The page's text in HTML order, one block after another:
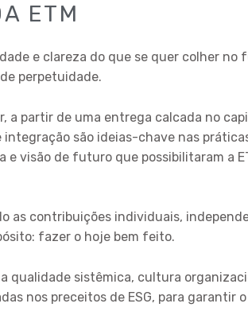
ETM
e clareza do que se quer colher no
perpetuidade.
a partir de uma entrega calcada no
são ideias-chave nas
e visão de futuro que possibilitaram a
as contribuições individuais,
fazer o hoje bem feito.
qualidade sistêmica, cultura
nos preceitos de ESG, para garantir